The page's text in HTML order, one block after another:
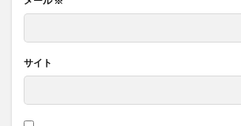
サイト